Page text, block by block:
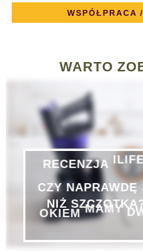
WSPÓŁPRACA
WARTO
RECENZJA ILIFE
CZY NAPRAWDĘ
NIŻ
OKIEM MAMY